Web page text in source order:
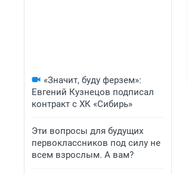
«Значит, буду ферзем»:
Евгений Кузнецов подписал
контракт с ХК «Сибирь»
Эти вопросы для будущих
первоклассников под силу не
всем взрослым. А вам?